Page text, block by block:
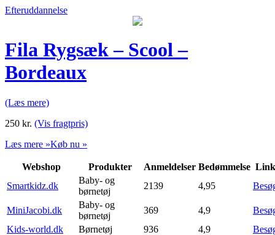
Efteruddannelse
Fila Rygsæk – Scool –
Bordeaux
(Læs mere)
250 kr. (Vis fragtpris)
Læs mere »Køb nu »
Webshop Produkter Anmeldelser Bedømmelse Link
Smartkidz.dk
Baby- og
børnetøj
2139 4,95
MiniJacobi.dk
Baby- og
børnetøj
369 4,9
Kids-world.dk
Børnetøj 936 4,9